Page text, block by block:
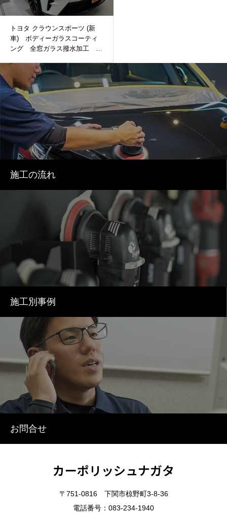
トヨタ クラウンスポーツ (新
車) ボディーガラスコーティ
ング 全窓ガラス撥水加工 ド
施工の流れ
施工別事例
お問合せ
カーポリッシュナガタ
〒751-0816 下関市椋野町3-8-36
電話番号：083-234-1940